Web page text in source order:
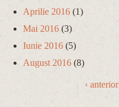
Aprilie 2016 (1)
Mai 2016 (3)
Iunie 2016 (5)
August 2016 (8)
‹ anterior